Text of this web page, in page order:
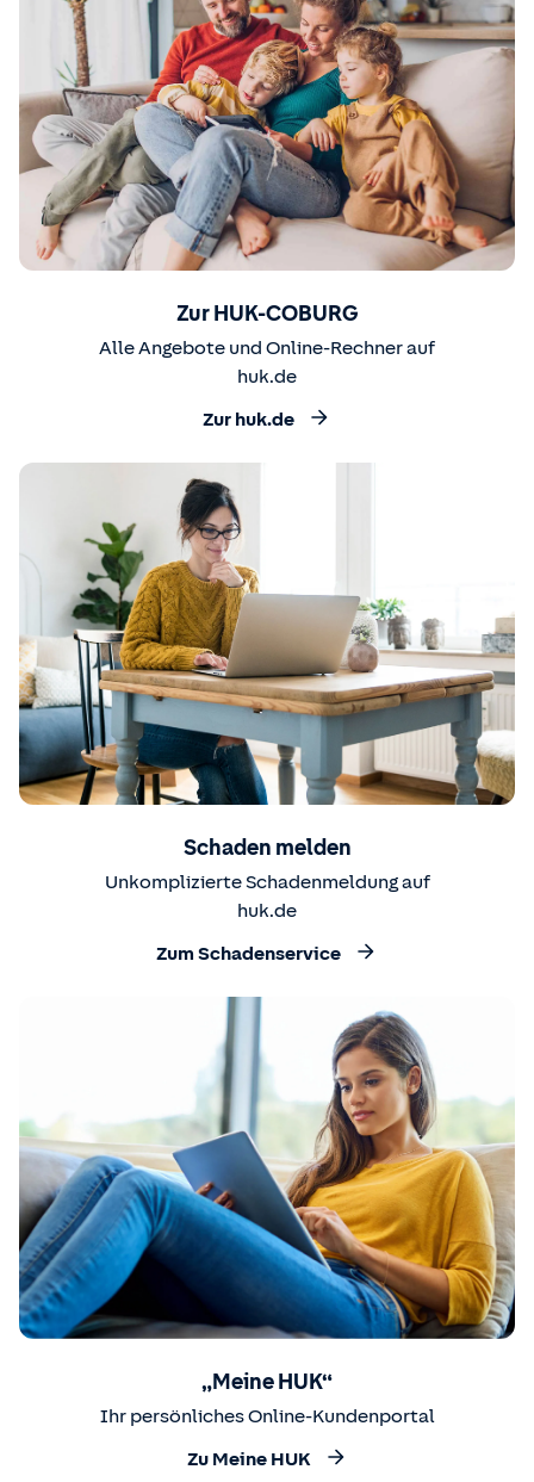
Zur HUK-COBURG
Alle Angebote und Online-Rechner auf
huk.de
Zur huk.de
Schaden melden
Unkomplizierte Schadenmeldung auf
huk.de
Zum Schadenservice
„Meine HUK“
Ihr persönliches Online-Kundenportal
Zu Meine HUK